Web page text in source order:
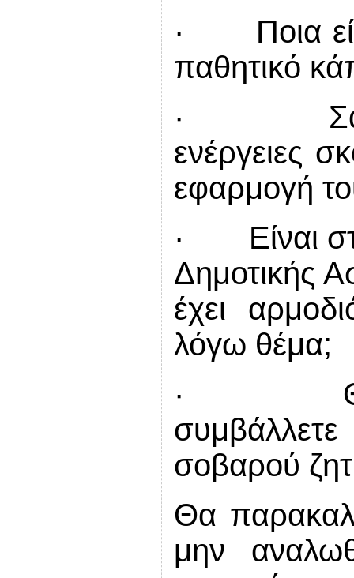
· Ποια
παθητικό
· Σα
ενέργειες
εφαρμογή
· Είναι
Δημοτικής
έχει
λόγω θέμα;
·
σοβαρού
Θα
μην